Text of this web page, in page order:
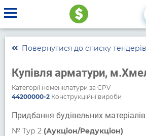
Повернутися до списку тендерів
Купівля арматури,
Категорії номенклатури за CPV
44200000-2Конструкційні вироби
Придбання будівельних матеріалів
№ Тур 2 (Аукціон/Редукціон)